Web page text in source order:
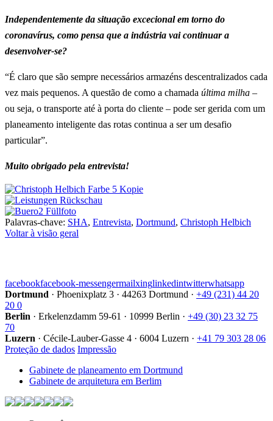
Independentemente da situação excecional em torno do
coronavírus, como pensa que a indústria vai continuar a
desenvolver-se?
“É claro que são sempre necessários armazéns descentralizados cada
vez mais pequenos. A questão de como a chamada última milha –
ou seja, o transporte até à porta do cliente – pode ser gerida com um
planeamento inteligente das rotas continua a ser um desafio
particular”.
Muito obrigado pela entrevista!
Palavras-chave: SHA, Entrevista, Dortmund, Christoph Helbich
Voltar à visão geral
facebookfacebook-messengermailxinglinkedintwitterwhatsapp
Dortmund · Phoenixplatz 3 · 44263 Dortmund · +49 (231) 44 20
20 0
Berlin · Erkelenzdamm 59-61 · 10999 Berlin · +49 (30) 23 32 75
70
Luzern · Cécile-Lauber-Gasse 4 · 6004 Luzern · +41 79 303 28 06
Proteção de dados Impressão
Gabinete de planeamento em Dortmund
Gabinete de arquitetura em Berlim